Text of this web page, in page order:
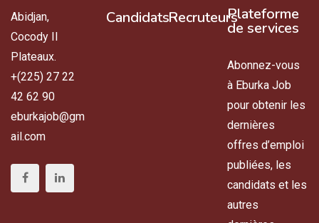
Abidjan,
Cocody II
Plateaux.
+(225) 27 22
42 62 90
eburkajob@gm
ail.com
CandidatsRecruteursPlateforme
de services
Abonnez-vous
à Eburka Job
pour obtenir les
dernières
offres d’emploi
publiées, les
candidats et les
autres